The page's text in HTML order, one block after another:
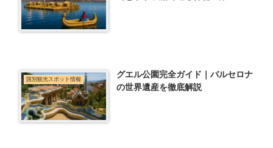
国別観光スポット情報
グエル公園完全ガイド｜バルセロナ
の世界遺産を徹底解説